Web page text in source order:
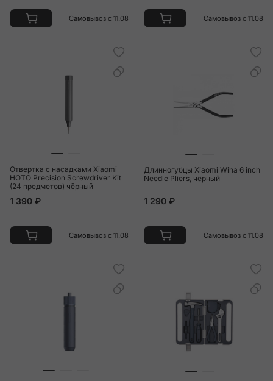
Самовывоз с 11.08 Самовывоз с 11.08
Отвертка с насадками Xiaomi
HOTO Precision Screwdriver Kit
(24 предметов) чёрный
1 390 ₽
Самовывоз с 11.08
Длинногубцы Xiaomi Wiha 6 inch
Needle Pliers, чёрный
1 290 ₽
Самовывоз с 11.08